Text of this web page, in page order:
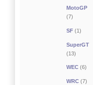
MotoGP
(7)
SF (1)
SuperGT
(13)
WEC (6)
WRC (7)